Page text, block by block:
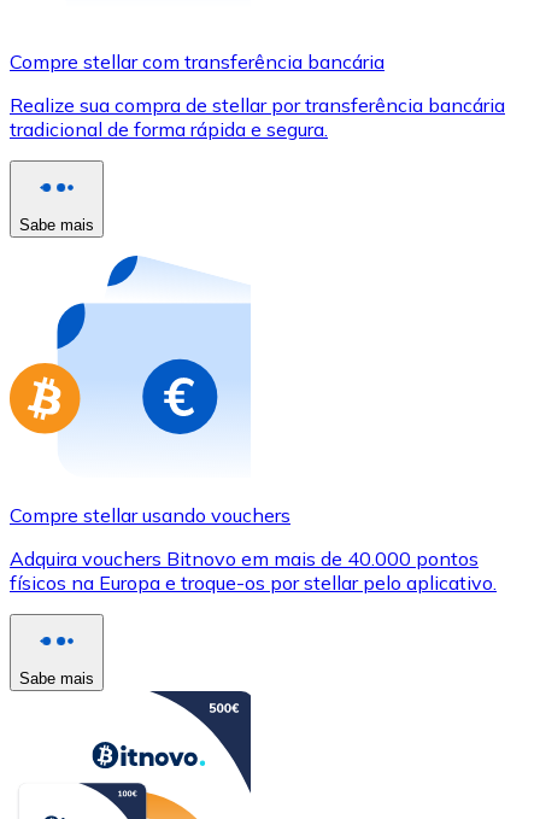
Use cartões Visa e Mastercard para comprar
Comprar com cartão
Compre cartões-presente das suas marcas favoritas
Ir para a loja de cartões-presente
Compre stellar com transferência bancária
Realize sua compra de stellar por transferência bancária
tradicional de forma rápida e segura.
Sabe mais
Compre stellar usando vouchers
Adquira vouchers Bitnovo em mais de 40.000 pontos
físicos na Europa e troque-os por stellar pelo aplicativo.
Sabe mais